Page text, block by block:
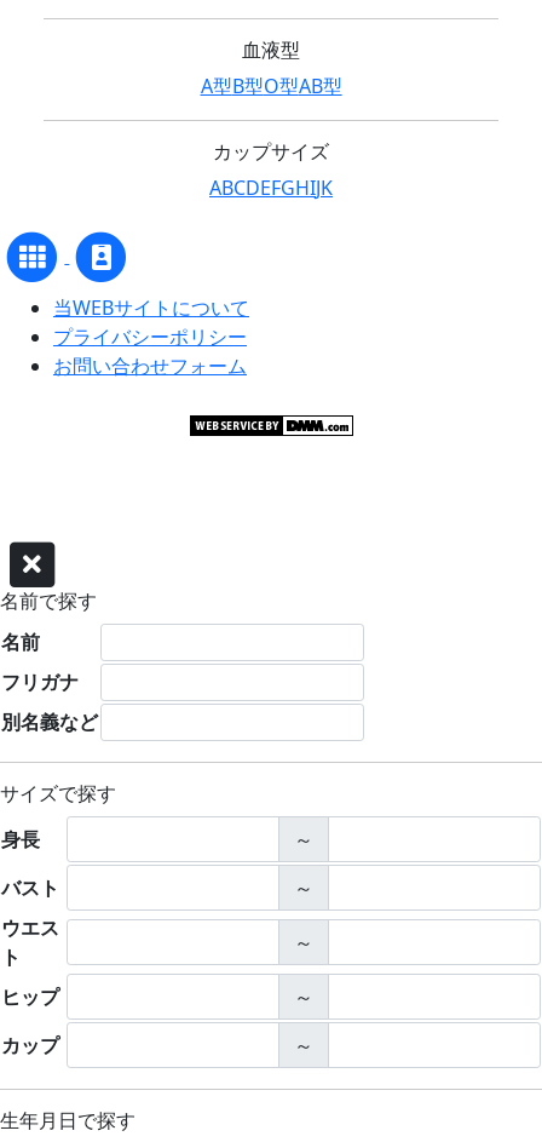
血液型
A型B型O型AB型
カップサイズ
ABCDEFGHIJK
当WEBサイトについて
プライバシーポリシー
お問い合わせフォーム
名前で探す
名前
フリガナ
別名義など
サイズで探す
身長
～
バスト
～
ウエス
ト
～
ヒップ
～
カップ
～
生年月日で探す